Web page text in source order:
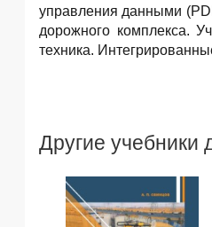
управления данными
дорожного комплекса.
техника.
Другие учебники